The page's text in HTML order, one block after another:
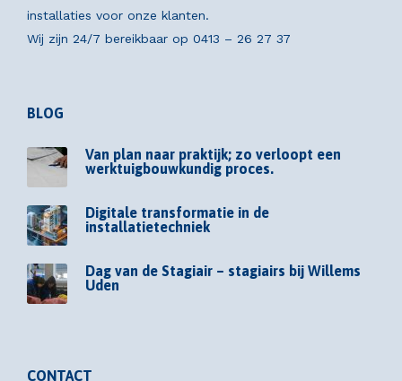
installaties voor onze klanten.
Wij zijn 24/7 bereikbaar op 0413 – 26 27 37
BLOG
Van plan naar praktijk; zo verloopt een
werktuigbouwkundig proces.
Digitale transformatie in de
installatietechniek
Dag van de Stagiair – stagiairs bij Willems
Uden
CONTACT